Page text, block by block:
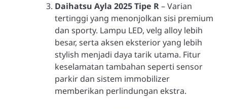
Daihatsu Ayla 2025 Tipe R– Varian
tertinggi yang menonjolkan sisi premium
dan sporty. Lampu LED, velg alloy lebih
besar, serta aksen eksterior yang lebih
stylish menjadi daya tarik utama. Fitur
keselamatan tambahan seperti sensor
parkir dan sistem immobilizer
memberikan perlindungan ekstra.